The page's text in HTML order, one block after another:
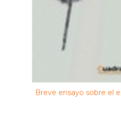
Breve ensayo sobre el